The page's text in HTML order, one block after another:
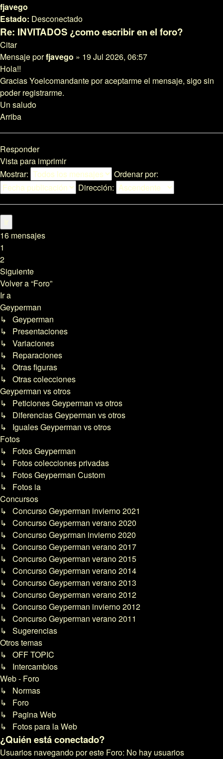
fjavego
Estado: Desconectado
Re: INVITADOS ¿como escribir en el foro?
Citar
Mensajeporfjavego » 19 Jul 2026, 06:57
Hola!!
Gracias Yoelcomandante por aceptarme el mensaje, sigo sin
poder registrarme.
Un saludo
Arriba
Responder
Vista para imprimir
Mostrar:
Ordenar por:
Dirección:
16 mensajes
1
2
Siguiente
Volver a “Foro”
Ir a
Geyperman
↳ Geyperman
↳ Presentaciones
↳ Variaciones
↳ Reparaciones
↳ Otras figuras
↳ Otras colecciones
Geyperman vs otros
↳ Peticiones Geyperman vs otros
↳ Diferencias Geyperman vs otros
↳ Iguales Geyperman vs otros
Fotos
↳ Fotos Geyperman
↳ Fotos colecciones privadas
↳ Fotos Geyperman Custom
↳ Fotos ia
Concursos
↳ Concurso Geyperman invierno 2021
↳ Concurso Geyperman verano 2020
↳ Concurso Geyprman invierno 2020
↳ Concurso Geyperman verano 2017
↳ Concurso Geyperman verano 2015
↳ Concurso Geyperman verano 2014
↳ Concurso Geyperman verano 2013
↳ Concurso Geyperman verano 2012
↳ Concurso Geyperman invierno 2012
↳ Concurso Geyperman verano 2011
↳ Sugerencias
Otros temas
↳ OFF TOPIC
↳ Intercambios
Web - Foro
↳ Normas
↳ Foro
↳ Pagina Web
↳ Fotos para la Web
¿Quién está conectado?
Usuarios navegando por este Foro: No hay usuarios